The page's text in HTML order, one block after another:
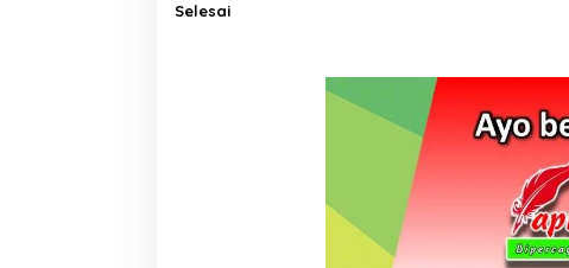
Selesai